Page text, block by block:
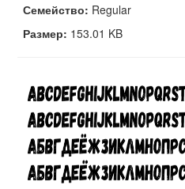
Семейство: Regular
Размер: 153.01 KB